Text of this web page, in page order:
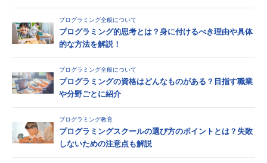
プログラミング全般について
プログラミング的思考とは？身に付けるべき理由や具体
的な方法を解説！
プログラミング全般について
プログラミングの資格はどんなものがある？目指す職業
や分野ごとに紹介
プログラミング教育
プログラミングスクールの選び方のポイントとは？失敗
しないための注意点も解説